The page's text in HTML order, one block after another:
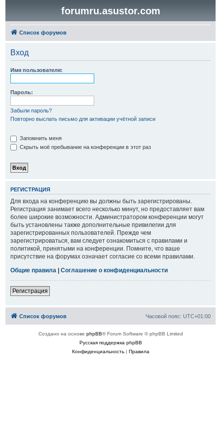
forumru.asustor.com
Список форумов
Вход
Имя пользователя:
Пароль:
Забыли пароль?
Повторно выслать письмо для активации учётной записи
Запомнить меня
Скрыть моё пребывание на конференции в этот раз
РЕГИСТРАЦИЯ
Для входа на конференцию вы должны быть зарегистрированы.
Регистрация занимает всего несколько минут, но предоставляет вам
более широкие возможности. Администратором конференции могут
быть установлены также дополнительные привилегии для
зарегистрированных пользователей. Прежде чем
зарегистрироваться, вам следует ознакомиться с правилами и
политикой, принятыми на конференции. Помните, что ваше
присутствие на форумах означает согласие со всеми правилами.
Общие правила | Соглашение о конфиденциальности
Регистрация
Список форумов Часовой пояс: UTC+01:00
Создано на основе phpBB® Forum Software © phpBB Limited
Русская поддержка phpBB
Конфиденциальность| Правила